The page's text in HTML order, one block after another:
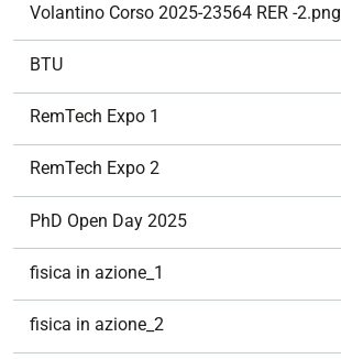
Volantino Corso 2025-23564 RER -2.png
BTU
RemTech Expo 1
RemTech Expo 2
PhD Open Day 2025
fisica in azione_1
fisica in azione_2